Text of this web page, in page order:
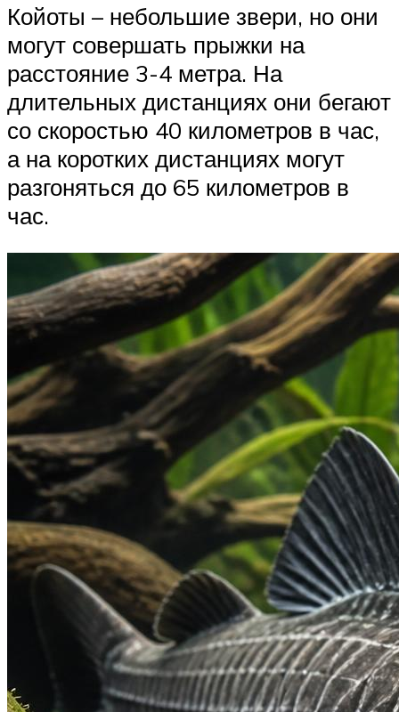
Койоты – небольшие звери, но они
могут совершать прыжки на
расстояние 3-4 метра. На
длительных дистанциях они бегают
со скоростью 40 километров в час,
а на коротких дистанциях могут
разгоняться до 65 километров в
час.